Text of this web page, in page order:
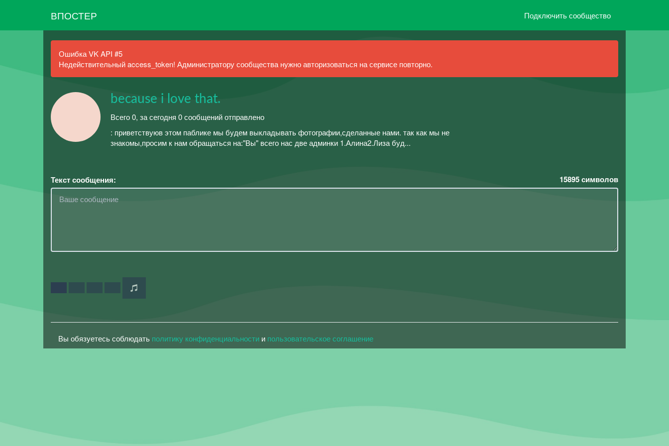
ВПОСТЕР Подключить сообщество
Ошибка VK API #5
Недействительный access_token! Администратору сообщества нужно авторизоваться на сервисе повторно.
because i love that.
Всего 0, за сегодня 0 сообщений отправлено
: приветствуюв этом паблике мы будем выкладывать фотографии,сделанные нами. так как мы не
знакомы,просим к нам обращаться на:"Вы" всего нас две админки 1.Алина2.Лиза буд...
Текст сообщения: 15895символов
Вы обязуетесь соблюдать политику конфиденциальности и пользовательское соглашение